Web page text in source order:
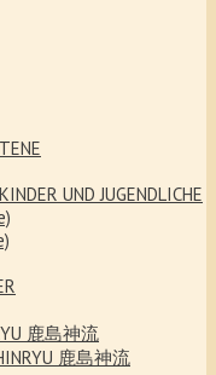
UND JUGENDLICHE
鹿島神流
鹿島神流